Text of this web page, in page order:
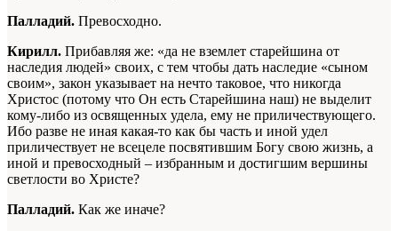
Палладий. Превосходно.
Кирилл. Прибавляя же: «да не вземлет старейшина от
наследия людей» своих, с тем чтобы дать наследие «сыном
своим», закон указывает на нечто таковое, что никогда
Христос (потому что Он есть Старейшина наш) не выделит
кому-либо из освященных удела, ему не приличествующего.
Ибо разве не иная какая-то как бы часть и иной удел
приличествует не всецеле посвятившим Богу свою жизнь, а
иной и превосходный – избранным и достигшим вершины
светлости во Христе?
Палладий. Как же иначе?